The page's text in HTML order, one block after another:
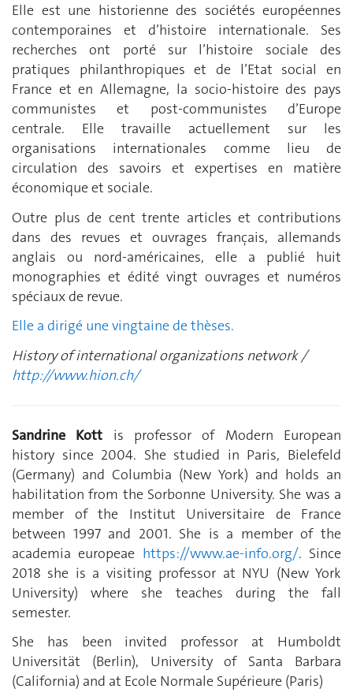
Elle est une historienne des sociétés européennes
contemporaines et d’histoire internationale. Ses
recherches ont porté sur l’histoire sociale des
pratiques philanthropiques et de l’Etat social en
France et en Allemagne, la socio-histoire des pays
communistes et post-communistes d’Europe
centrale. Elle travaille actuellement sur les
organisations internationales comme lieu de
circulation des savoirs et expertises en matière
économique et sociale.
Outre plus de cent trente articles et contributions
dans des revues et ouvrages français, allemands
anglais ou nord-américaines, elle a publié huit
monographies et édité vingt ouvrages et numéros
spéciaux de revue.
Elle a dirigé une vingtaine de thèses.
History of international organizations network /
http://www.hion.ch/
Sandrine Kott is professor of Modern European
history since 2004. She studied in Paris, Bielefeld
(Germany) and Columbia (New York) and holds an
habilitation from the Sorbonne University. She was a
member of the Institut Universitaire de France
between 1997 and 2001. She is a member of the
academia europeae https://www.ae-info.org/. Since
2018 she is a visiting professor at NYU (New York
University) where she teaches during the fall
semester.
She has been invited professor at Humboldt
Universität (Berlin), University of Santa Barbara
(California) and at Ecole Normale Supérieure (Paris)